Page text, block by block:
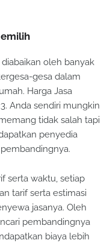
oleh banyak
gesa dalam
Harga Jasa
Anda sendiri mungkin
tidak salah tapi
penyedia
serta waktu, setiap
tarif serta estimasi
jasanya. Oleh
pembandingnya
biaya lebih